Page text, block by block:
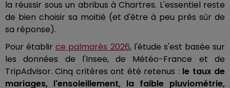
la réussir sous un abribus à Chartres. L'essentiel reste
de bien choisir sa moitié (et d'être à peu près sûr de
sa réponse).
Pour établirce palmarès 2026, l'étude s'est basée sur
les données de l'Insee, de Météo-France et de
TripAdvisor. Cinq critères ont été retenus : le taux de
mariages, l'ensoleillement, la faible pluviométrie,